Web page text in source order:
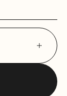
Diminuer la